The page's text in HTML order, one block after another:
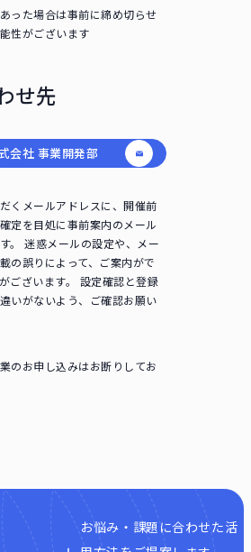
った場合は事前に締め切らせ
性がございます
せ先
会社 事業開発部
くメールアドレスに、開催前
定を目処に事前案内のメール
。 迷惑メールの設定や、メー
の誤りによって、ご案内がで
ございます。 設定確認と登録
いがないよう、ご確認お願い
のお申し込みはお断りしてお
お悩み・課題に合わせた活